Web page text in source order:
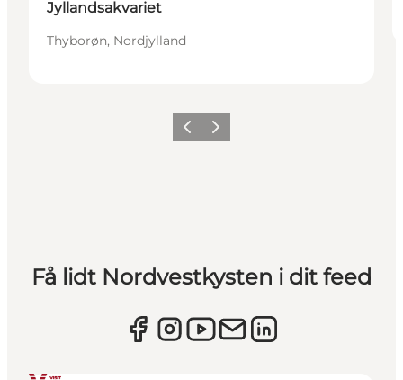
Jyllandsakvariet
Thyborøn, Nordjylland
ForrigeNæste
Få lidt Nordvestkysten i dit feed